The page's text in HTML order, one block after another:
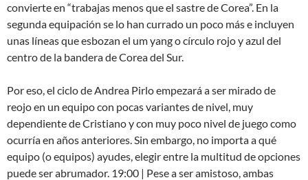
convierte en “trabajas menos que el sastre de Corea”. En la
segunda equipación se lo han currado un poco más e incluyen
unas líneas que esbozan el um yang o círculo rojo y azul del
centro de la bandera de Corea del Sur.
Por eso, el ciclo de Andrea Pirlo empezará a ser mirado de
reojo en un equipo con pocas variantes de nivel, muy
dependiente de Cristiano y con muy poco nivel de juego como
ocurría en años anteriores. Sin embargo, no importa a qué
equipo (o equipos) ayudes, elegir entre la multitud de opciones
puede ser abrumador. 19:00 | Pese a ser amistoso, ambas